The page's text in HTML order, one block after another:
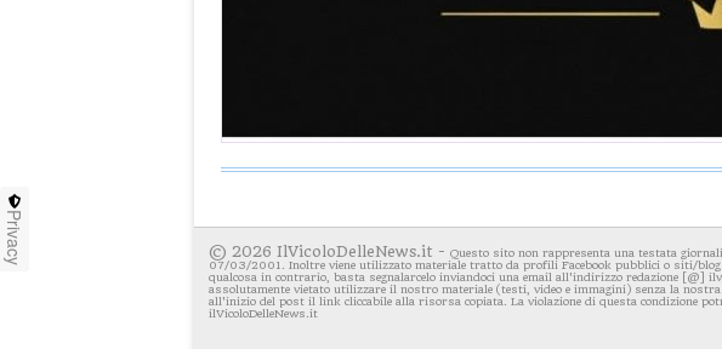
© 2026 IlVicoloDelleNews.it - Questo sito non rappresenta una testata
07/03/2001. Inoltre viene utilizzato materiale tratto da profili Facebook pubblici o siti/
qualcosa in contrario, basta segnalarcelo inviandoci una email all'indirizzo redazione [@]
assolutamente vietato utilizzare il nostro materiale (testi, video e immagini) senza la
all'inizio del post il link cliccabile alla risorsa copiata. La violazione di questa condizione
ilVicoloDelleNews.it
Privacy